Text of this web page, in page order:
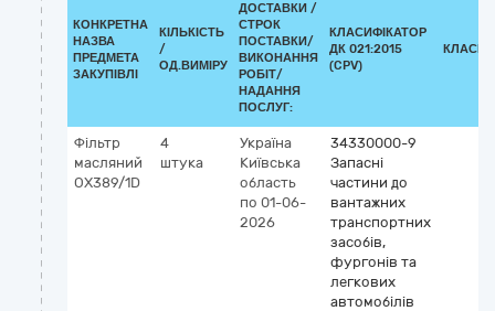
КОНКРЕТНА
НАЗВА
ПРЕДМЕТА
ЗАКУПІВЛІ
КІЛЬКІСТЬ
/
ОД.ВИМІРУ
ДОСТАВКИ /
СТРОК
ПОСТАВКИ/
ВИКОНАННЯ
РОБІТ/
НАДАННЯ
ПОСЛУГ:
КЛАСИФІКАТОР
ДК 021:2015
(CPV)
Фільтр
масляний
OX389/1D
4
штука
Україна
Київська
область
по 01-06-
2026
34330000-9
Запасні
частини до
вантажних
транспортних
засобів,
фургонів та
легкових
автомобілів